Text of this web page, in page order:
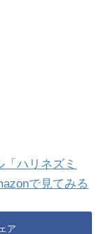
ハリネズミ
で見てみる
ア